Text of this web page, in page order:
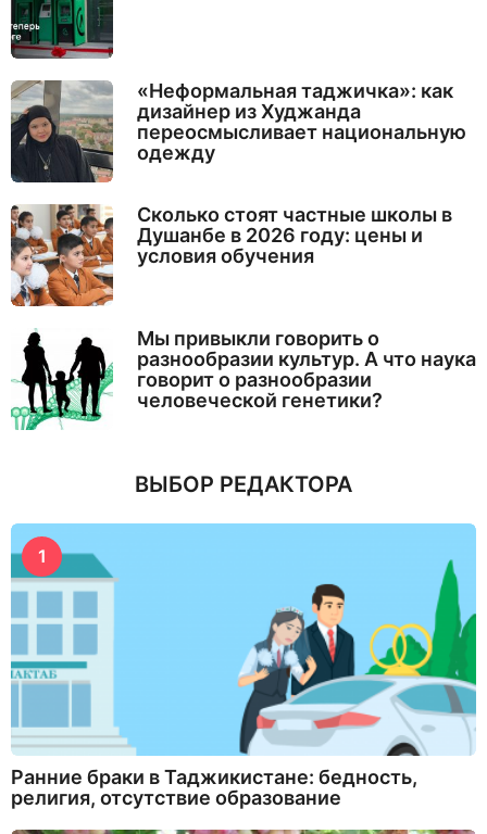
«Неформальная таджичка»: как
дизайнер из Худжанда
переосмысливает национальную
одежду
Сколько стоят частные школы в
Душанбе в 2026 году: цены и
условия обучения
Мы привыкли говорить о
разнообразии культур. А что наука
говорит о разнообразии
человеческой генетики?
ВЫБОР РЕДАКТОРА
1
Ранние браки в Таджикистане: бедность,
религия, отсутствие образование